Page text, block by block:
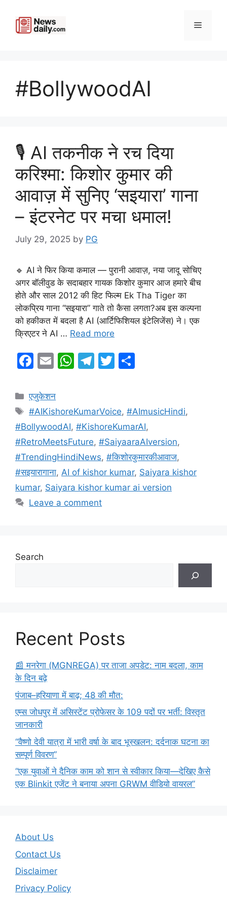
content
Menu
#BollywoodAI
🎙️ AI तकनीक ने रच दिया
करिश्मा: किशोर कुमार की
आवाज़ में सुनिए ‘सइयारा’ गाना
– इंटरनेट पर मचा धमाल!
July 29, 2025 by PG
🔹 AI ने फिर किया कमाल — पुरानी आवाज़, नया जादू सोचिए
अगर बॉलीवुड के सदाबहार गायक किशोर कुमार आज हमारे बीच
होते और साल 2012 की हिट फिल्म Ek Tha Tiger का
लोकप्रिय गाना “सइयारा” गाते तो कैसा लगता?अब इस कल्पना
को हकीकत में बदला है AI (आर्टिफिशियल इंटेलिजेंस) ने। एक
क्रिएटर ने AI … Read more
F
c
e
b
o
o
k
E
ai
l
W
s
A
p
p
T
gr
a
m
T
er e
Categories
एजुकेशन
Tags
#AIKishoreKumarVoice,#AImusicHindi,
#BollywoodAI, #KishoreKumarAI,
#RetroMeetsFuture, #SaiyaaraAIversion,
#TrendingHindiNews, #किशोरकुमारकीआवाज,
#सइयारागाना, AI of kishor kumar, Saiyara kishor
kumar, Saiyara kishor kumar ai version
Leave a comment
Search
Recent Posts
​📰 मनरेगा (MGNREGA) पर ताजा अपडेट: नाम बदला, काम
के दिन बढ़े
पंजाब–हरियाणा में बाढ़; 48 की मौत:
एम्स जोधपुर में असिस्टेंट प्रोफेसर के 109 पदों पर भर्ती: विस्तृत
जानकारी
“वैष्णो देवी यात्रा में भारी वर्षा के बाद भूस्खलन: दर्दनाक घटना का
सम्पूर्ण विवरण”
“एक युवाओं ने दैनिक काम को शान से स्वीकार किया—देखिए कैसे
एक Blinkit एजेंट ने बनाया अपना GRWM वीडियो वायरल”
About Us
Contact Us
Disclaimer
Privacy Policy